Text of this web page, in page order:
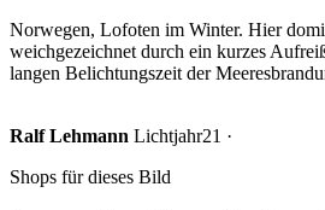
Norwegen, Lofoten im Winter. Hier
weichgezeichnet durch ein kurzes
langen Belichtungszeit der
Ralf Lehmann Lichtjahr21 ·
Shops für dieses Bild